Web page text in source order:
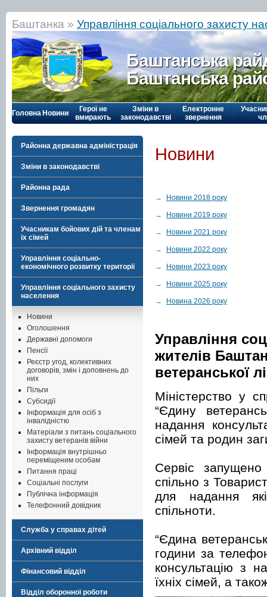
Баштанка » Управління соціального захисту
Баштанська
Баштанська
Головна Новини
Герої не
вмирають
Зміни в
законодавстві
Електронне
звернення
Районна державна адміністрація
Зміни в законодавстві
Районна рада
Звернення громадян
Учасникам бойових дій та членам
їх сімей
Управління соціально-
економічного розвитку території
Управління соціального захисту
населення
Новини
Оголошення
Державні допомоги
Пенсії
Реєстр угод, колективних
договорів, змін і доповнень до
них
Пільги
Субсидії
Інформація для осіб з
інвалідністю
Матеріали з питань соціального
захисту ветеранів війни
Інформація внутрішньо
переміщеним особам
Питання праці
Соціальні послуги
Публічна інформація
Телефонний довідник
Служба у справах дітей
Архівний відділ
Фінансовий відділ
Відділ оборонної роботи
Новини
→ Новини 2018 року
→ Новини 2019 року
→ Новини 2021 року
→ Новини 2022 року
→ Новини 2023 року
→ Новини 2025 року
→ Новина 2026 року
Управління
жителів
ветеранської
Міністерство у
“Єдину
надання
сімей та родин
Сервіс
спільно з
для надання
спільноти.
“Єдина
години за
консультацію з
їхніх сімей, а